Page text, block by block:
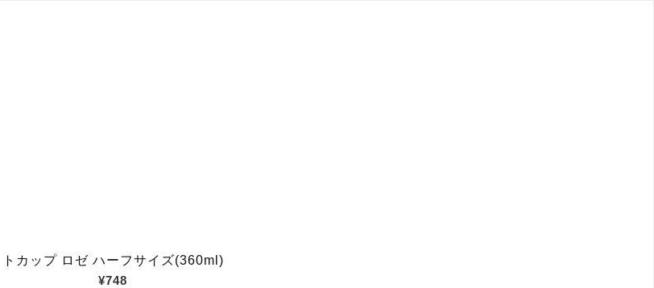
トカップ ロゼ ハーフサイズ(360ml)
¥748